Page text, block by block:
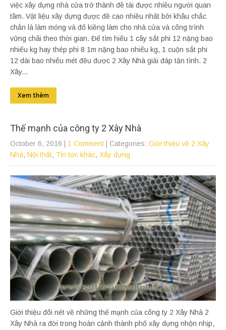
việc xây dựng nhà cửa trở thành đề tài được nhiều người quan
tâm. Vật liệu xây dựng được đề cao nhiều nhất bởi khâu chắc
chắn là làm móng và đổ kiềng làm cho nhà cửa và công trình
vững chãi theo thời gian. Để tìm hiểu 1 cây sắt phi 12 nặng bao
nhiêu kg hay thép phi 8 1m nặng bao nhiêu kg, 1 cuộn sắt phi
12 dài bao nhiêu mét đều được 2 Xây Nhà giải đáp tận tình. 2
Xây...
Xem thêm
Thế mạnh của công ty 2 Xây Nhà
October 6, 2016 | 1 Comment | Categories: Giới thiệu về 2 Xây
Nhà, Nội thất, Tin tức khác, Xây dựng
Giới thiệu đôi nét về những thế mạnh của công ty 2 Xây Nhà 2
Xây Nhà ra đời trong hoàn cảnh thành phố xây dựng nhộn nhịp,